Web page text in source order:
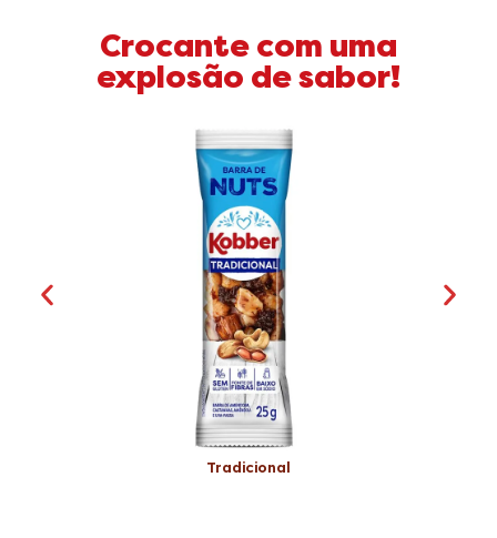
Crocante com uma
explosão de sabor!
Tradicional